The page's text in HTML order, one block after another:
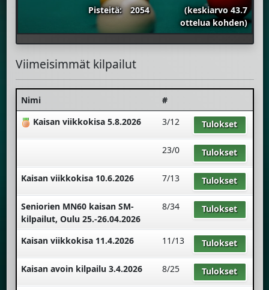
Pisteitä:
2054
(keskiarvo 43.7
ottelua kohden)
Viimeisimmät kilpailut
Nimi
#
Kaisan viikkokisa 5.8.2026
3/12 Tulokset
23/0 Tulokset
Kaisan viikkokisa 10.6.2026 7/13 Tulokset
Seniorien MN60 kaisan SM-
kilpailut, Oulu 25.-26.04.2026
8/34 Tulokset
Kaisan viikkokisa 11.4.2026 11/13 Tulokset
Kaisan avoin kilpailu 3.4.2026 8/25 Tulokset